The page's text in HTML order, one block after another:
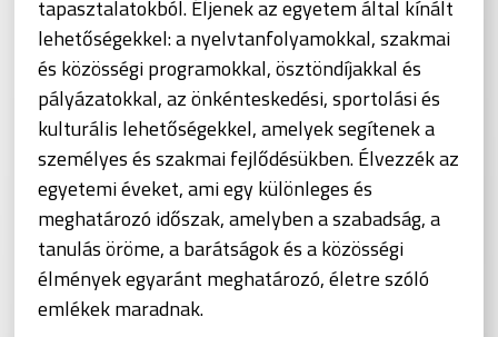
tapasztalatokból. Éljenek az egyetem által kínált
lehetőségekkel: a nyelvtanfolyamokkal, szakmai
és közösségi programokkal, ösztöndíjakkal és
pályázatokkal, az önkénteskedési, sportolási és
kulturális lehetőségekkel, amelyek segítenek a
személyes és szakmai fejlődésükben. Élvezzék az
egyetemi éveket, ami egy különleges és
meghatározó időszak, amelyben a szabadság, a
tanulás öröme, a barátságok és a közösségi
élmények egyaránt meghatározó, életre szóló
emlékek maradnak.